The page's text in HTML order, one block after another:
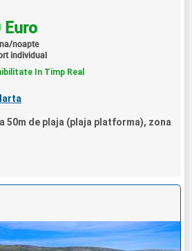
Euro
noapte
individual
In Timp Real
50m de plaja (plaja platforma), zona